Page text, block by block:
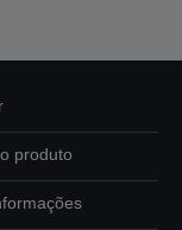
produto